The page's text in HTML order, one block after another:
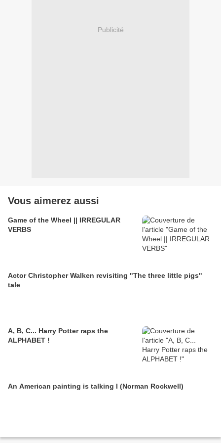
Publicité
Vous aimerez aussi
Game of the Wheel || IRREGULAR
VERBS
Actor Christopher Walken revisiting "The three little pigs"
tale
A, B, C... Harry Potter raps the
ALPHABET !
An American painting is talking I (Norman Rockwell)